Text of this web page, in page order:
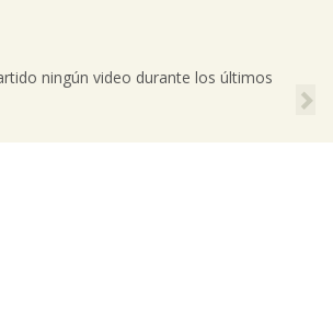
ningún video durante los últimos